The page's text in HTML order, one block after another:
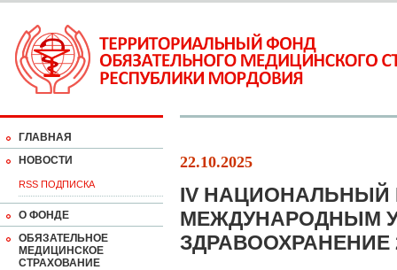
ГЛАВНАЯ
НОВОСТИ
RSS ПОДПИСКА
О ФОНДЕ
ОБЯЗАТЕЛЬНОЕ
МЕДИЦИНСКОЕ
СТРАХОВАНИЕ
22.10.2025
IV НАЦИОНАЛЬНЫЙ
МЕЖДУНАРОДНЫМ
ЗДРАВООХРАНЕНИЕ